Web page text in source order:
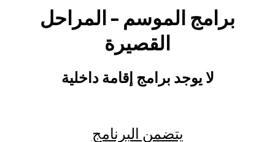
برامج الموسم – المراحل
القصيرة
لا يوجد برامج إقامة داخلية
يتضمن البرنامج